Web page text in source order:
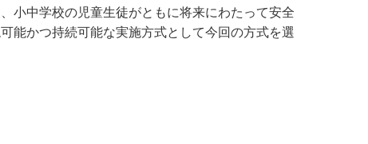
小中学校の児童生徒がともに将来にわたって安全
能かつ持続可能な実施方式として今回の方式を選